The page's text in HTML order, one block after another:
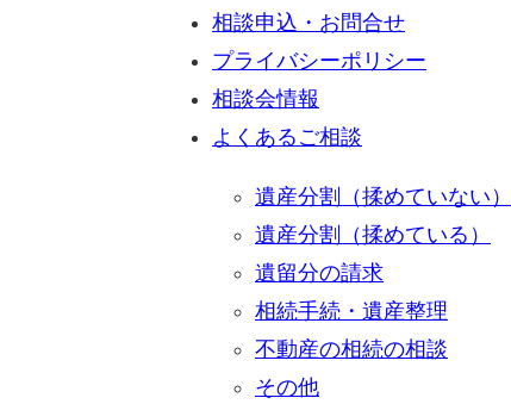
相談申込・お問合せ
プライバシーポリシー
相談会情報
よくあるご相談
遺産分割（揉めていない）
遺産分割（揉めている）
遺留分の請求
相続手続・遺産整理
不動産の相続の相談
その他